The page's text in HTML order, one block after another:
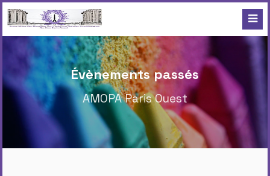
Évènements passés
AMOPA Paris Ouest